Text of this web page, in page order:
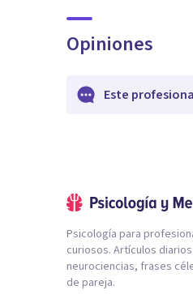
Opiniones
Este
Psicología para
curiosos. Artículos
neurociencias, frases
de pareja.